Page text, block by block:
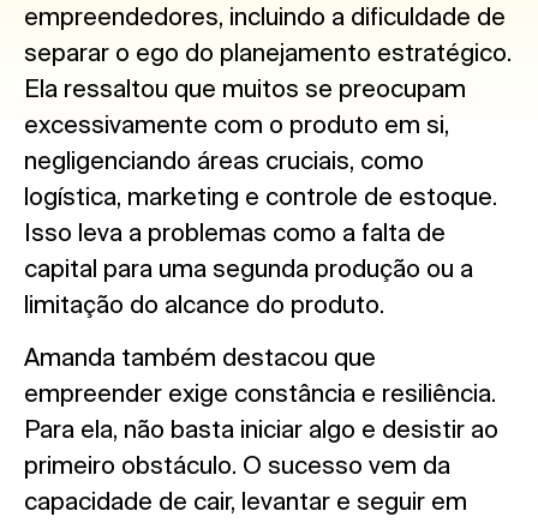
empreendedores, incluindo a dificuldade de
separar o ego do planejamento estratégico.
Ela ressaltou que muitos se preocupam
excessivamente com o produto em si,
negligenciando áreas cruciais, como
logística, marketing e controle de estoque.
Isso leva a problemas como a falta de
capital para uma segunda produção ou a
limitação do alcance do produto.
Amanda também destacou que
empreender exige constância e resiliência.
Para ela, não basta iniciar algo e desistir ao
primeiro obstáculo. O sucesso vem da
capacidade de cair, levantar e seguir em